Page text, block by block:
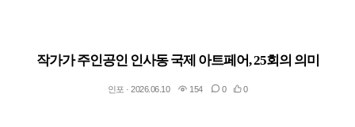
작가가 주인공인 인사동 국제 아트페어, 25회의 의미
인포 · 2026.06.10 154 0 0